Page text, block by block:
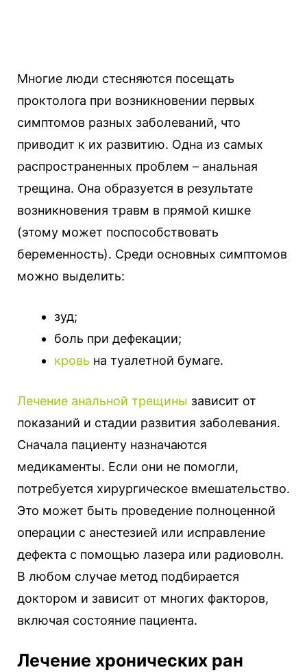
Многие люди стесняются посещать
проктолога при возникновении первых
симптомов разных заболеваний, что
приводит к их развитию. Одна из самых
распространенных проблем – анальная
трещина. Она образуется в результате
возникновения травм в прямой кишке
(этому может поспособствовать
беременность). Среди основных симптомов
можно выделить:
зуд;
боль при дефекации;
кровь на туалетной бумаге.
Лечение анальной трещины зависит от
показаний и стадии развития заболевания.
Сначала пациенту назначаются
медикаменты. Если они не помогли,
потребуется хирургическое вмешательство.
Это может быть проведение полноценной
операции с анестезией или исправление
дефекта с помощью лазера или радиоволн.
В любом случае метод подбирается
доктором и зависит от многих факторов,
включая состояние пациента.
Лечение хронических ран